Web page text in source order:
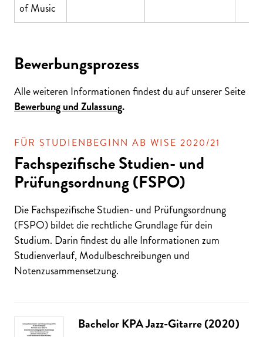
of Music
Bewerbungsprozess
Alle weiteren Informationen findest du auf unserer Seite
Bewerbung und Zulassung.
FÜR STUDIENBEGINN AB WISE 2020/21
Fachspezifische Studien- und
Prüfungsordnung (FSPO)
Die Fachspezifische Studien- und Prüfungsordnung
(FSPO) bildet die rechtliche Grundlage für dein
Studium. Darin findest du alle Informationen zum
Studienverlauf, Modulbeschreibungen und
Notenzusammensetzung.
Bachelor KPA Jazz-Gitarre (2020)